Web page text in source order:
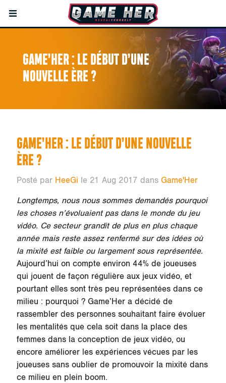
GAME’HER : LE DÉBUT D’UNE
NOUVELLE ÈRE ?
GAME’HER : LE DÉBUT D’UNE NOUVELLE
ÈRE ?
Posté par HeeGi le 21 Aug 2017 dans Game'Her
Longtemps, nous nous sommes demandés pourquoi
les choses n’évoluaient pas dans le monde du jeu
vidéo. Ce secteur grandit de plus en plus chaque
année mais reste assez renfermé sur des idées où
la mixité est faible ou largement sous représentée.
Aujourd’hui on compte environ 44% de joueuses
qui jouent de façon régulière aux jeux vidéo, et
pourtant elles sont très peu représentées dans ce
milieu : pourquoi ? Game’Her a décidé de
rassembler des personnes souhaitant faire évoluer
les mentalités que cela soit dans la place des
femmes dans la conception de jeux vidéo, ou
encore améliorer les expériences vécues par les
joueuses sans oublier de promouvoir la mixité dans
ce milieu en plein boom.